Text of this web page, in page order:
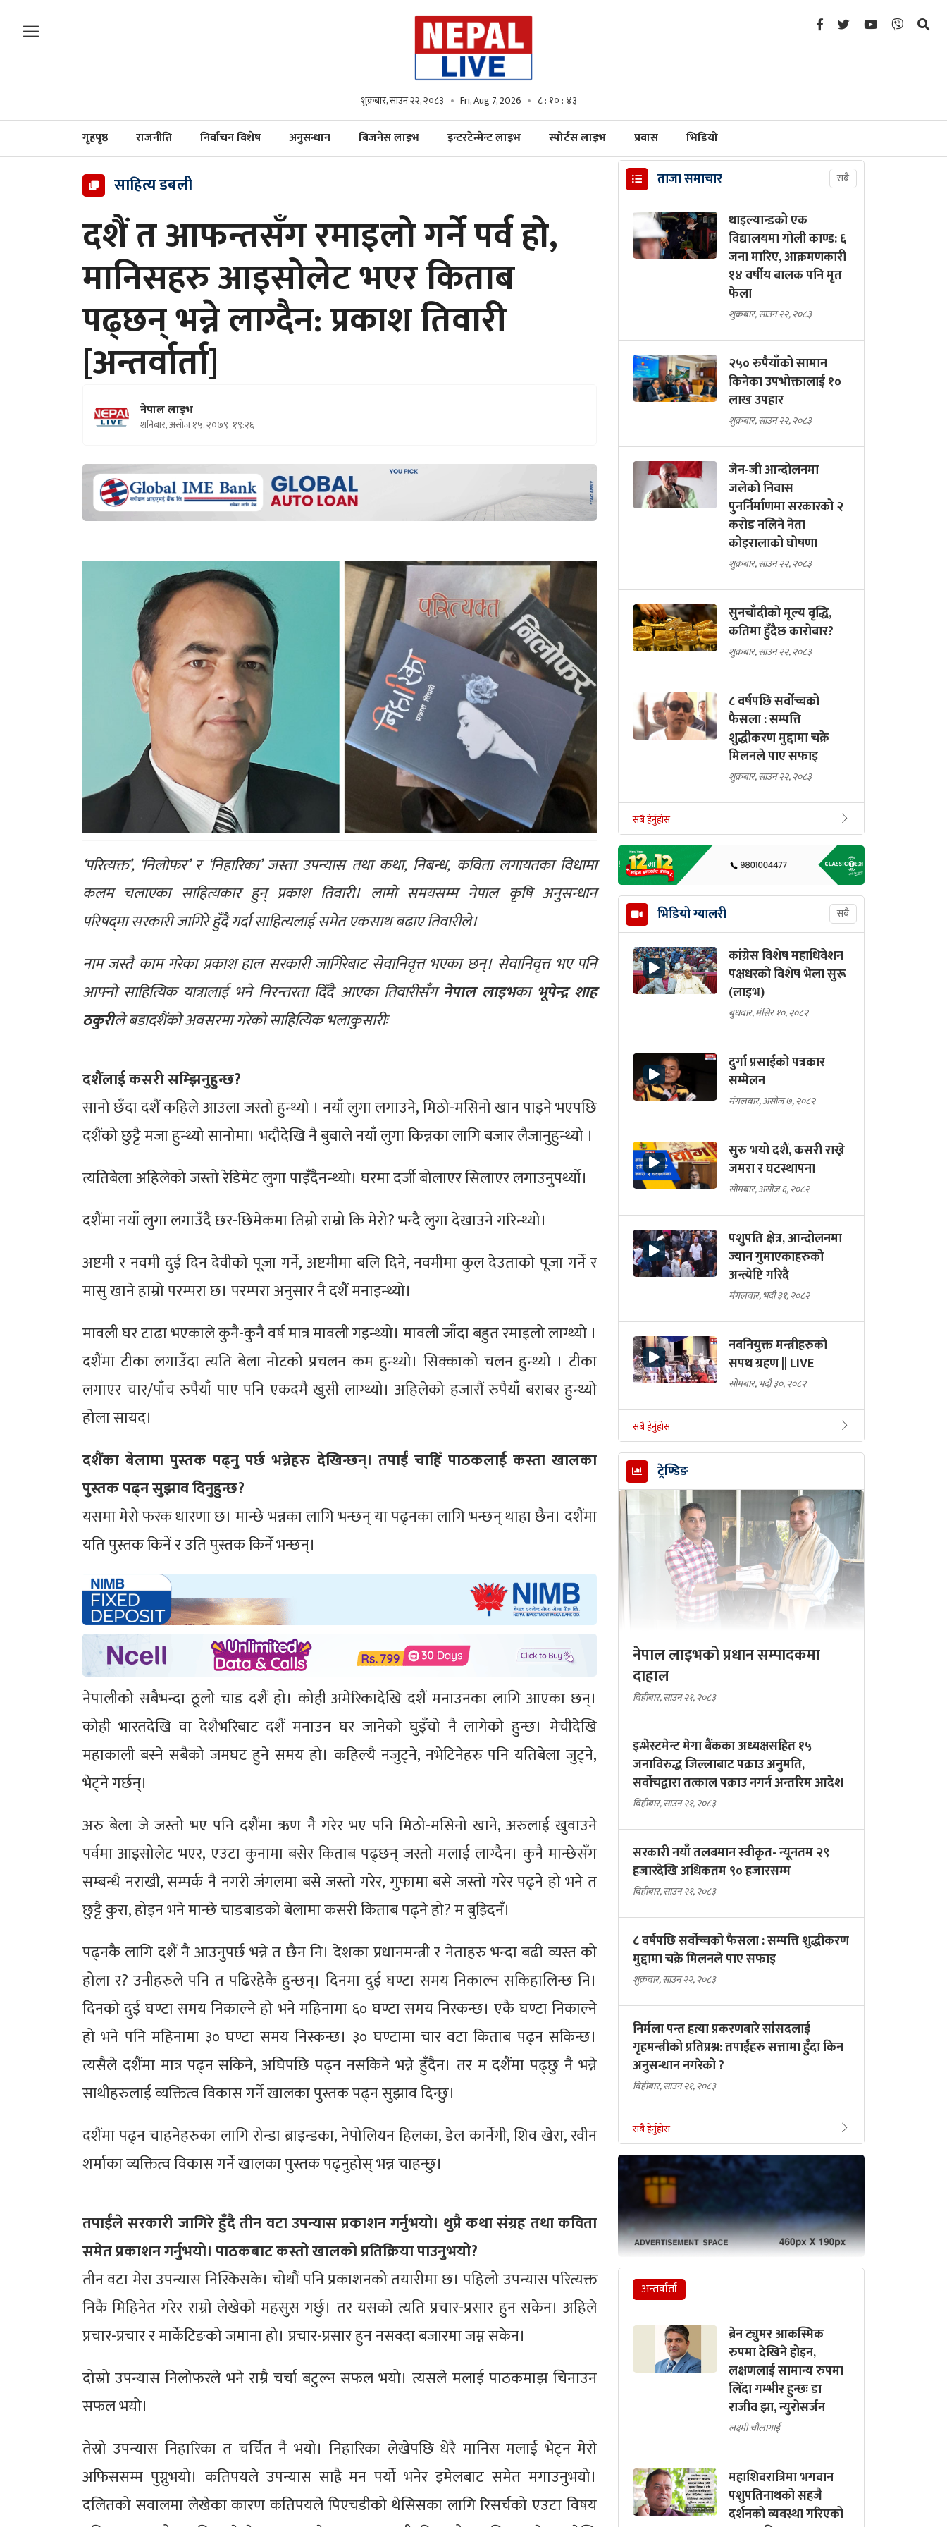
शुक्रबार, साउन २२, २०८३ Fri, Aug 7, 2026 ८ : १० : ४४
गृहपृष्ठ राजनीति निर्वाचन विशेष अनुसन्धान बिजनेस लाइभ इन्टरटेन्मेन्ट लाइभ स्पोर्टस लाइभ प्रवास भिडियो
साहित्य डबली
दशैं त आफन्तसँग रमाइलो गर्ने पर्व हो,
मानिसहरु आइसोलेट भएर किताब
पढ्छन् भन्ने लाग्दैन: प्रकाश तिवारी
[अन्तर्वार्ता]
नेपाल लाइभ
शनिबार, असोज १५, २०७९ १९:२६
‘परित्यक्त’, ‘निलोफर’ र ‘निहारिका’ जस्ता उपन्यास तथा कथा, निबन्ध, कविता लगायतका विधामा
कलम चलाएका साहित्यकार हुन् प्रकाश तिवारी। लामो समयसम्म नेपाल कृषि अनुसन्धान
परिषद्‌मा सरकारी जागिरे हुँदै गर्दा साहित्यलाई समेत एकसाथ बढाए तिवारीले।
नाम जस्तै काम गरेका प्रकाश हाल सरकारी जागिरेबाट सेवानिवृत्त भएका छन्। सेवानिवृत्त भए पनि
आफ्नो साहित्यिक यात्रालाई भने निरन्तरता दिँदै आएका तिवारीसँगनेपाल लाइभकाभूपेन्द्र शाह
ठकुरीले बडादशैंको अवसरमा गरेको साहित्यिक भलाकुसारीः
दशैंलाई कसरी सम्झिनुहुन्छ?
सानो छँदा दशैं कहिले आउला जस्तो हुन्थ्यो । नयाँ लुगा लगाउने, मिठो-मसिनो खान पाइने भएपछि
दशैंको छुट्टै मजा हुन्थ्यो सानोमा। भदौदेखि नै बुबाले नयाँ लुगा किन्नका लागि बजार लैजानुहुन्थ्यो ।
त्यतिबेला अहिलेको जस्तो रेडिमेट लुगा पाइँदैनन्थ्यो। घरमा दर्जी बोलाएर सिलाएर लगाउनुपर्थ्यो।
दशैंमा नयाँ लुगा लगाउँदै छर-छिमेकमा तिम्रो राम्रो कि मेरो? भन्दै लुगा देखाउने गरिन्थ्यो।
अष्टमी र नवमी दुई दिन देवीको पूजा गर्ने, अष्टमीमा बलि दिने, नवमीमा कुल देउताको पूजा गर्ने र
मासु खाने हाम्रो परम्परा छ। परम्परा अनुसार नै दशैं मनाइन्थ्यो।
मावली घर टाढा भएकाले कुनै-कुनै वर्ष मात्र मावली गइन्थ्यो। मावली जाँदा बहुत रमाइलो लाग्थ्यो ।
दशैंमा टीका लगाउँदा त्यति बेला नोटको प्रचलन कम हुन्थ्यो। सिक्काको चलन हुन्थ्यो । टीका
लगाएर चार/पाँच रुपैयाँ पाए पनि एकदमै खुसी लाग्थ्यो। अहिलेको हजारौं रुपैयाँ बराबर हुन्थ्यो
होला सायद।
दशैंका बेलामा पुस्तक पढ्नु पर्छ भन्नेहरु देखिन्छन्। तपाईं चाहिँ पाठकलाई कस्ता खालका
पुस्तक पढ्न सुझाव दिनुहुन्छ?
यसमा मेरो फरक धारणा छ। मान्छे भन्नका लागि भन्छन् या पढ्नका लागि भन्छन् थाहा छैन। दशैंमा
यति पुस्तक किनें र उति पुस्तक किनेँ भन्छन्।
नेपालीको सबैभन्दा ठूलो चाड दशैं हो। कोही अमेरिकादेखि दशैं मनाउनका लागि आएका छन्।
कोही भारतदेखि वा देशैभरिबाट दशैं मनाउन घर जानेको घुइँचो नै लागेको हुन्छ। मेचीदेखि
महाकाली बस्ने सबैको जमघट हुने समय हो। कहिल्यै नजुट्ने, नभेटिनेहरु पनि यतिबेला जुट्ने,
भेट्ने गर्छन्।
अरु बेला जे जस्तो भए पनि दशैंमा ऋण नै गरेर भए पनि मिठो-मसिनो खाने, अरुलाई खुवाउने
पर्वमा आइसोलेट भएर, एउटा कुनामा बसेर किताब पढ्छन् जस्तो मलाई लाग्दैन। कुनै मान्छेसँग
सम्बन्धै नराखी, सम्पर्क नै नगरी जंगलमा बसे जस्तो गरेर, गुफामा बसे जस्तो गरेर पढ्ने हो भने त
छुट्टै कुरा, होइन भने मान्छे चाडबाडको बेलामा कसरी किताब पढ्ने हो? म बुझ्दिनँ।
पढ्नकै लागि दशैं नै आउनुपर्छ भन्ने त छैन नि। देशका प्रधानमन्त्री र नेताहरु भन्दा बढी व्यस्त को
होला र? उनीहरुले पनि त पढिरहेकै हुन्छन्। दिनमा दुई घण्टा समय निकाल्न सकिहालिन्छ नि।
दिनको दुई घण्टा समय निकाल्ने हो भने महिनामा ६० घण्टा समय निस्कन्छ। एकै घण्टा निकाल्ने
हो भने पनि महिनामा ३० घण्टा समय निस्कन्छ। ३० घण्टामा चार वटा किताब पढ्न सकिन्छ।
त्यसैले दशैंमा मात्र पढ्न सकिने, अघिपछि पढ्न नसकिने भन्ने हुँदैन। तर म दशैंमा पढ्छु नै भन्ने
साथीहरुलाई व्यक्तित्व विकास गर्ने खालका पुस्तक पढ्न सुझाव दिन्छु।
दशैंमा पढ्न चाहनेहरुका लागि रोन्डा ब्राइन्डका, नेपोलियन हिलका, डेल कार्नेगी, शिव खेरा, रवीन
शर्माका व्यक्तित्व विकास गर्ने खालका पुस्तक पढ्नुहोस् भन्न चाहन्छु।
तपाईंले सरकारी जागिरे हुँदै तीन वटा उपन्यास प्रकाशन गर्नुभयो। थुप्रै कथा संग्रह तथा कविता
समेत प्रकाशन गर्नुभयो। पाठकबाट कस्तो खालको प्रतिक्रिया पाउनुभयो?
तीन वटा मेरा उपन्यास निस्किसके। चोथौं पनि प्रकाशनको तयारीमा छ। पहिलो उपन्यास परित्यक्त
निकै मिहिनेत गरेर राम्रो लेखेको महसुस गर्छु। तर यसको त्यति प्रचार-प्रसार हुन सकेन। अहिले
प्रचार-प्रचार र मार्केटिङको जमाना हो। प्रचार-प्रसार हुन नसक्दा बजारमा जम्न सकेन।
दोस्रो उपन्यास निलोफरले भने राम्रै चर्चा बटुल्न सफल भयो। त्यसले मलाई पाठकमाझ चिनाउन
सफल भयो।
तेस्रो उपन्यास निहारिका त चर्चित नै भयो। निहारिका लेखेपछि धेरै मानिस मलाई भेट्न मेरो
अफिससम्म पुग्नुभयो। कतिपयले उपन्यास साह्रै मन पर्यो भनेर इमेलबाट समेत मगाउनुभयो।
दलितको सवालमा लेखेका कारण कतिपयले पिएचडीको थेसिसका लागि रिसर्चको एउटा विषय
ताजा समाचार सबै
थाइल्यान्डको एक
विद्यालयमा गोली काण्ड: ६
जना मारिए, आक्रमणकारी
१४ वर्षीय बालक पनि मृत
फेला
शुक्रबार, साउन २२, २०८३
२५० रुपैयाँको सामान
किनेका उपभोक्तालाई १०
लाख उपहार
शुक्रबार, साउन २२, २०८३
जेन-जी आन्दोलनमा
जलेको निवास
पुनर्निर्माणमा सरकारको २
करोड नलिने नेता
कोइरालाको घोषणा
शुक्रबार, साउन २२, २०८३
सुनचाँदीको मूल्य वृद्धि,
कतिमा हुँदैछ कारोबार?
शुक्रबार, साउन २२, २०८३
८ वर्षपछि सर्वोच्चको
फैसला : सम्पत्ति
शुद्धीकरण मुद्दामा चक्रे
मिलनले पाए सफाइ
शुक्रबार, साउन २२, २०८३
सबै हेर्नुहोस
भिडियो ग्यालरी सबै
कांग्रेस विशेष महाधिवेशन
पक्षधरको विशेष भेला सुरू
(लाइभ)
बुधबार, मंसिर १०, २०८२
दुर्गा प्रसाईको पत्रकार
सम्मेलन
मंगलबार, असोज ७, २०८२
सुरु भयो दशैं, कसरी राख्ने
जमरा र घटस्थापना
सोमबार, असोज ६, २०८२
पशुपति क्षेत्र, आन्दोलनमा
ज्यान गुमाएकाहरुको
अन्त्येष्टि गरिदै
मंगलबार, भदौ ३१, २०८२
नवनियुक्त मन्त्रीहरुको
सपथ ग्रहण || LIVE
सोमबार, भदौ ३०, २०८२
सबै हेर्नुहोस
ट्रेण्डिङ
नेपाल लाइभको प्रधान सम्पादकमा
दाहाल
बिहीबार, साउन २१, २०८३
इन्भेस्टमेन्ट मेगा बैंकका अध्यक्षसहित १५
जनाविरुद्ध जिल्लाबाट पक्राउ अनुमति,
सर्वोचद्वारा तत्काल पक्राउ नगर्न अन्तरिम आदेश
बिहीबार, साउन २१, २०८३
सरकारी नयाँ तलबमान स्वीकृत- न्यूनतम २९
हजारदेखि अधिकतम ९० हजारसम्म
बिहीबार, साउन २१, २०८३
८ वर्षपछि सर्वोच्चको फैसला : सम्पत्ति शुद्धीकरण
मुद्दामा चक्रे मिलनले पाए सफाइ
शुक्रबार, साउन २२, २०८३
निर्मला पन्त हत्या प्रकरणबारे सांसदलाई
गृहमन्त्रीको प्रतिप्रश्न: तपाईंहरु सत्तामा हुँदा किन
अनुसन्धान नगरेको ?
बिहीबार, साउन २१, २०८३
सबै हेर्नुहोस
अन्तर्वार्ता
ब्रेन ट्युमर आकस्मिक
रुपमा देखिने होइन,
लक्षणलाई सामान्य रुपमा
लिँदा गम्भीर हुन्छः डा
राजीव झा, न्युरोसर्जन
लक्ष्मी चौलागाईं
महाशिवरात्रिमा भगवान
पशुपतिनाथको सहजै
दर्शनको व्यवस्था गरिएको